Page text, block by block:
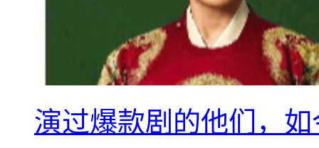
演过爆款剧的他们，